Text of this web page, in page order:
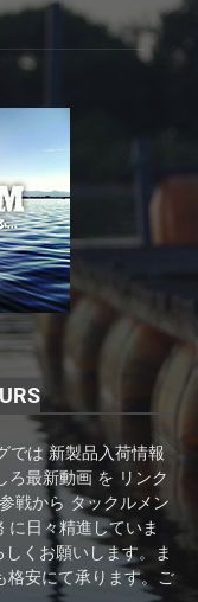
では 新製品入荷情報
ろ最新動画 を リンク
戦から タックルメン
に日々精進していま
くお願いします。ま
格安にて承ります。ご